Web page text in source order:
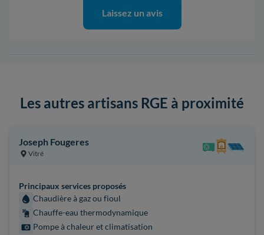
Laissez un avis
Les autres artisans RGE à proximité
Joseph Fougeres
Vitré
Principaux services proposés
Chaudière à gaz ou fioul
Chauffe-eau thermodynamique
Pompe à chaleur et climatisation